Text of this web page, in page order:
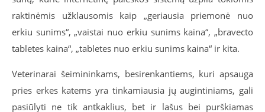
raktinėmis užklausomis kaip „geriausia priemonė nuo
erkiu sunims“, „vaistai nuo erkiu sunims kaina“, „bravecto
tabletes kaina“, „tabletes nuo erkiu sunims kaina“ ir kita.
Veterinarai šeimininkams, besirenkantiems, kuri apsauga
pries erkes katems yra tinkamiausia jų augintiniams, gali
pasiūlyti ne tik antkaklius, bet ir lašus bei purškiamas